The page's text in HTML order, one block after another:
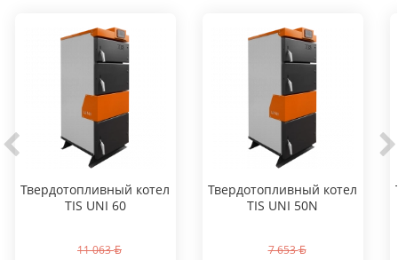
Твердотопливный котел
TIS UNI 60
11 063
Твердотопливный котел
TIS UNI 50N
7 653